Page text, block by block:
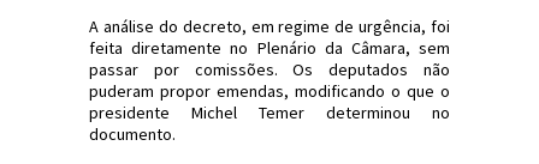
A análise do decreto, em regime de urgência, foi
feita diretamente no Plenário da Câmara, sem
passar por comissões. Os deputados não
puderam propor emendas, modificando o que o
presidente Michel Temer determinou no
documento.